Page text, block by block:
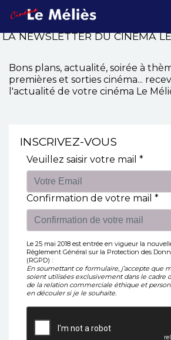
LA NEWSLETTER DU CINÉMA
Bons plans, actualité, soirée à
premières et sorties cinéma...
l'actualité de votre cinéma Le
INSCRIVEZ-VOUS
Veuillez saisir votre mail *
Confirmation de votre mail *
Le 25 mai 2018 est entrée en vigueur la
Règlement Général sur la Protection des
(RGPD) :
En soumettant ce formulaire, j’accepte que
soient utilisées exclusivement dans le cadre
de la relation commerciale éthique et
en découler si je le souhaite.